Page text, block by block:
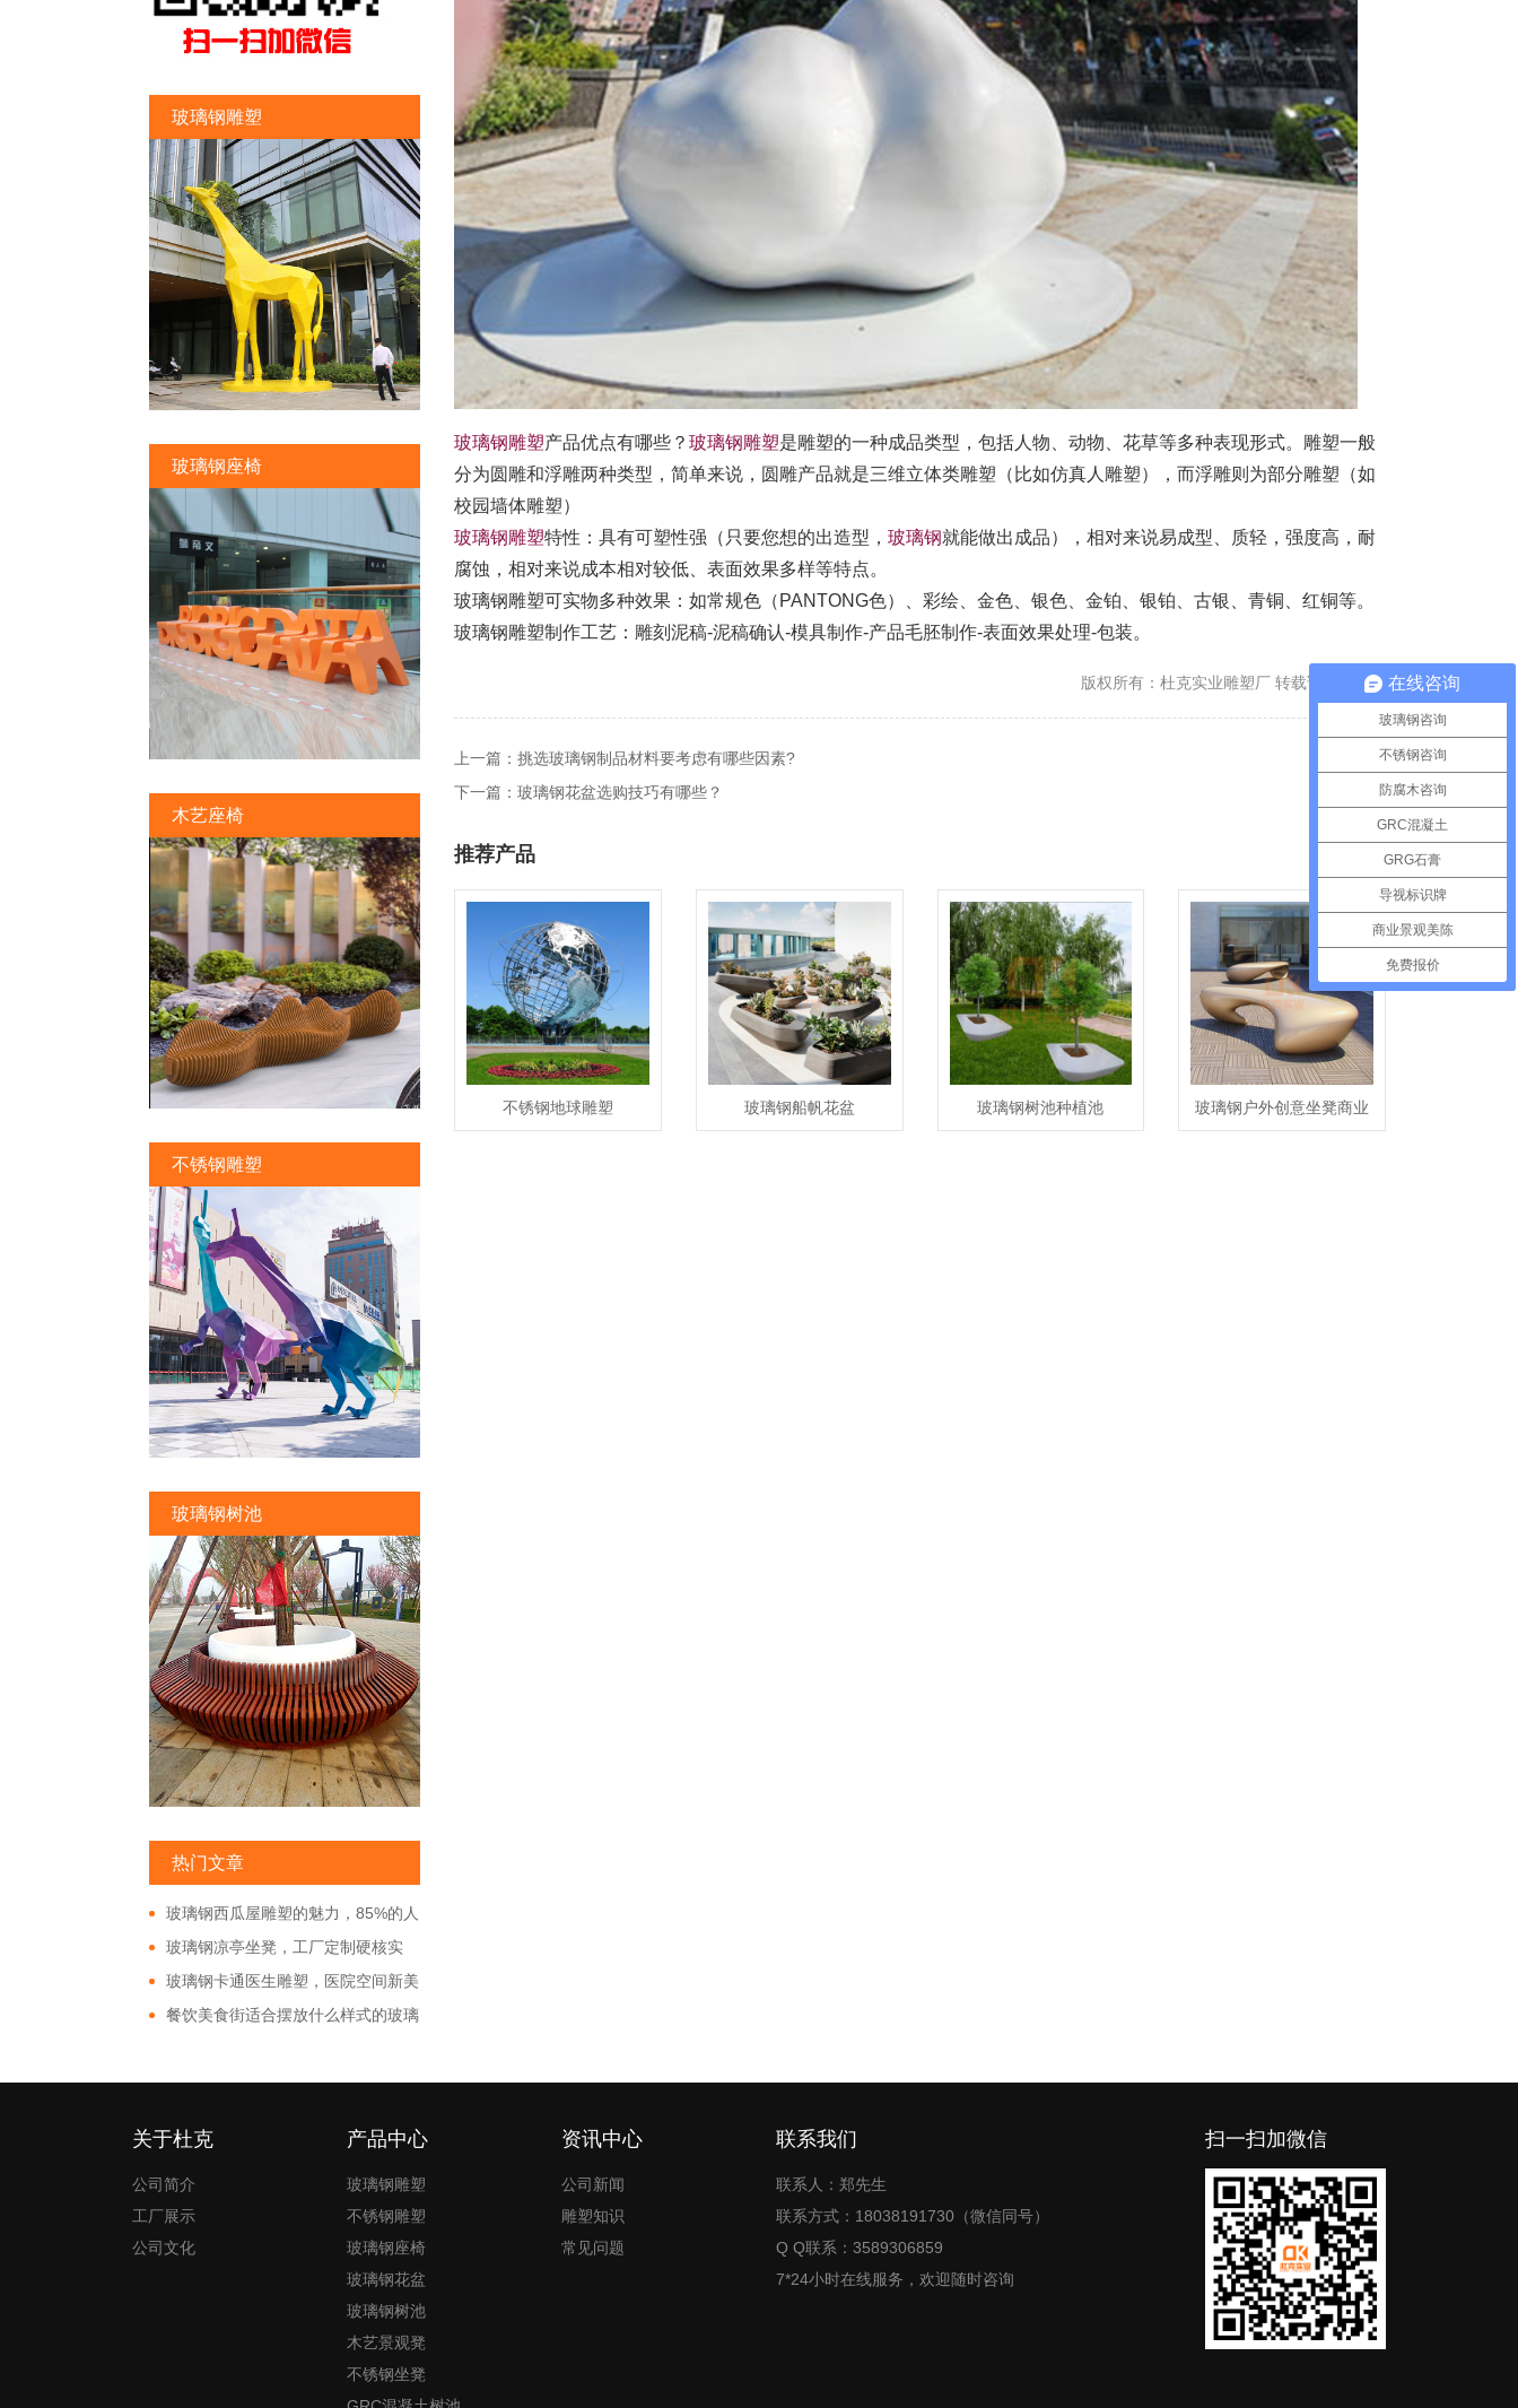
玻璃钢雕塑
玻璃钢座椅
木艺座椅
不锈钢雕塑
玻璃钢树池
热门文章
玻璃钢西瓜屋雕塑的魅力，85%的人
都非常的好奇!
玻璃钢凉亭坐凳，工厂定制硬核实
玻璃钢卡通医生雕塑，医院空间新美
餐饮美食街适合摆放什么样式的玻璃
玻璃钢雕塑产品优点有哪些？ 玻璃钢雕塑是雕塑的一种成品类型，包括人物、动物、花草等多种表现形式。雕塑一般
分为圆雕和浮雕两种类型，简单来说，圆雕产品就是三维立体类雕塑（比如仿真人雕塑），而浮雕则为部分雕塑（如
校园墙体雕塑）
玻璃钢雕塑特性：具有可塑性强（只要您想的出造型， 玻璃钢就能做出成品），相对来说易成型、质轻，强度高，耐
腐蚀，相对来说成本相对较低、表面效果多样等特点。
玻璃钢雕塑可实物多种效果：如常规色（PANTONG色）、彩绘、金色、银色、金铂、银铂、古银、青铜、红铜等。
玻璃钢雕塑制作工艺：雕刻泥稿-泥稿确认-模具制作-产品毛胚制作-表面效果处理-包装。
版权所有：杜克实业雕塑厂 转载请注明出处
上一篇：挑选玻璃钢制品材料要考虑有哪些因素?
下一篇：玻璃钢花盆选购技巧有哪些？
推荐产品
不锈钢地球雕塑 玻璃钢船帆花盆 玻璃钢树池种植池
玻璃钢户外创意坐凳商业
街景区公园异形座椅
关于杜克
公司简介
工厂展示
公司文化
产品中心
玻璃钢雕塑
不锈钢雕塑
玻璃钢座椅
玻璃钢花盆
玻璃钢树池
木艺景观凳
不锈钢坐凳
资讯中心
公司新闻
雕塑知识
常见问题
联系我们
联系人：郑先生
联系方式：18038191730（微信同号）
Q Q联系：3589306859
7*24小时在线服务，欢迎随时咨询
扫一扫加微信
在线咨询
玻璃钢咨询
不锈钢咨询
防腐木咨询
GRC混凝土
GRG石膏
导视标识牌
商业景观美陈
免费报价